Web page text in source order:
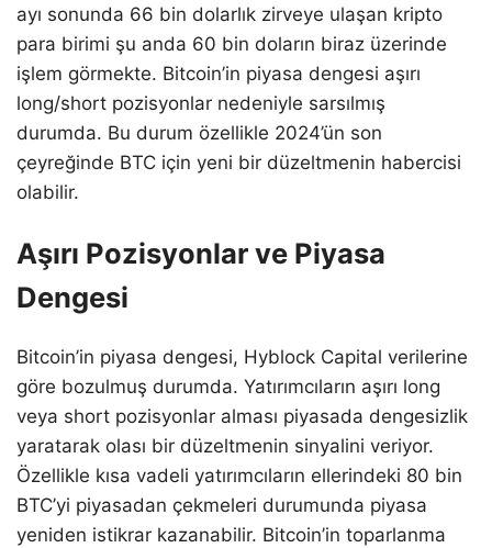
ayı sonunda 66 bin dolarlık zirveye ulaşan kripto
para birimi şu anda 60 bin doların biraz üzerinde
işlem görmekte. Bitcoin’in piyasa dengesi aşırı
long/short pozisyonlar nedeniyle sarsılmış
durumda. Bu durum özellikle 2024’ün son
çeyreğinde BTC için yeni bir düzeltmenin habercisi
olabilir.
Aşırı Pozisyonlar ve Piyasa
Dengesi
Bitcoin’in piyasa dengesi, Hyblock Capital verilerine
göre bozulmuş durumda. Yatırımcıların aşırı long
veya short pozisyonlar alması piyasada dengesizlik
yaratarak olası bir düzeltmenin sinyalini veriyor.
Özellikle kısa vadeli yatırımcıların ellerindeki 80 bin
BTC’yi piyasadan çekmeleri durumunda piyasa
yeniden istikrar kazanabilir. Bitcoin’in toparlanma